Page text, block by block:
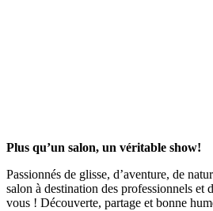
Plus qu’un salon, un véritable show!
Passionnés de glisse, d’aventure, de
salon à destination des professionnels et
vous ! Découverte, partage et bonne